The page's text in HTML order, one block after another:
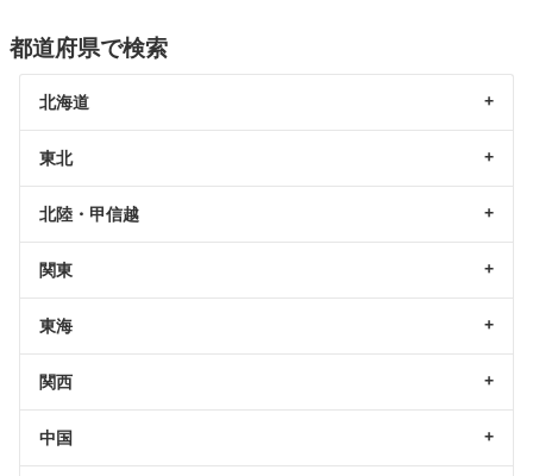
都道府県で検索
北海道
東北
北陸・甲信越
関東
東海
関西
中国